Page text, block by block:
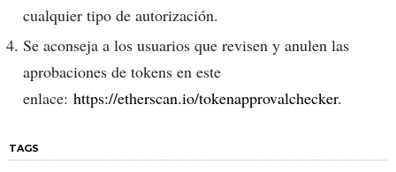
cualquier tipo de autorización.
Se aconseja a los usuarios que revisen y anulen las
aprobaciones de tokens en este
enlace: https://etherscan.io/tokenapprovalchecker.
TAGS